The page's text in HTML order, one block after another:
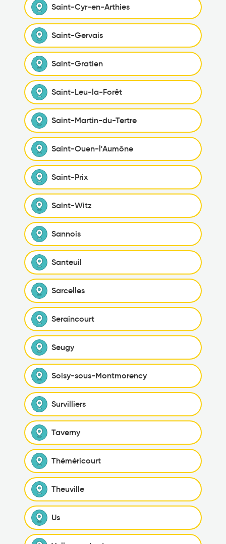
Saint-Cyr-en-Arthies
Saint-Gervais
Saint-Gratien
Saint-Leu-la-Forêt
Saint-Martin-du-Tertre
Saint-Ouen-l'Aumône
Saint-Prix
Saint-Witz
Sannois
Santeuil
Sarcelles
Seraincourt
Seugy
Soisy-sous-Montmorency
Survilliers
Taverny
Théméricourt
Theuville
Us